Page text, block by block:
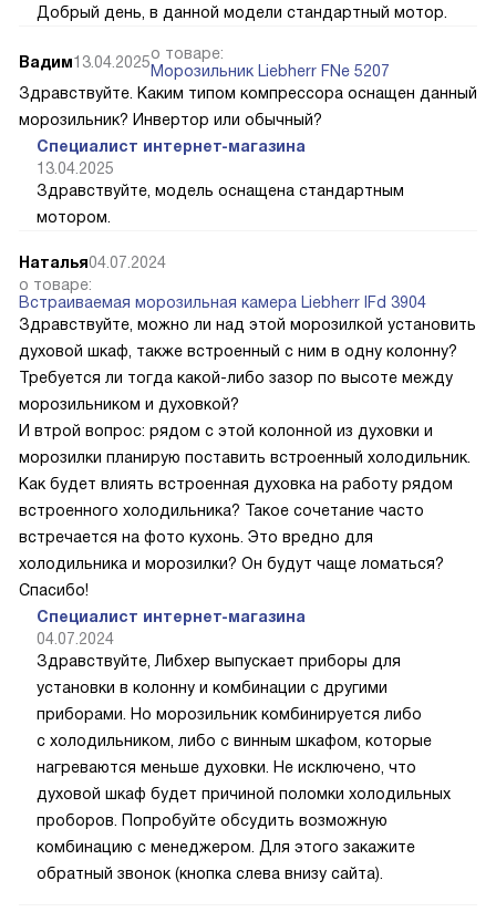
Добрый день, в данной модели стандартный мотор.
Вадим13.04.2025о товаре:
Морозильник Liebherr FNe 5207
Здравствуйте. Каким типом компрессора оснащен данный
морозильник? Инвертор или обычный?
Специалист интернет-магазина
13.04.2025
Здравствуйте, модель оснащена стандартным
мотором.
Наталья04.07.2024
о товаре:
Встраиваемая морозильная камера Liebherr IFd 3904
Здравствуйте, можно ли над этой морозилкой установить
духовой шкаф, также встроенный с ним в одну колонну?
Требуется ли тогда какой-либо зазор по высоте между
морозильником и духовкой?
И втрой вопрос: рядом с этой колонной из духовки и
морозилки планирую поставить встроенный холодильник.
Как будет влиять встроенная духовка на работу рядом
встроенного холодильника? Такое сочетание часто
встречается на фото кухонь. Это вредно для
холодильника и морозилки? Он будут чаще ломаться?
Спасибо!
Специалист интернет-магазина
04.07.2024
Здравствуйте, Либхер выпускает приборы для
установки в колонну и комбинации с другими
приборами. Но морозильник комбинируется либо
с холодильником, либо с винным шкафом, которые
нагреваются меньше духовки. Не исключено, что
духовой шкаф будет причиной поломки холодильных
проборов. Попробуйте обсудить возможную
комбинацию с менеджером. Для этого закажите
обратный звонок (кнопка слева внизу сайта).